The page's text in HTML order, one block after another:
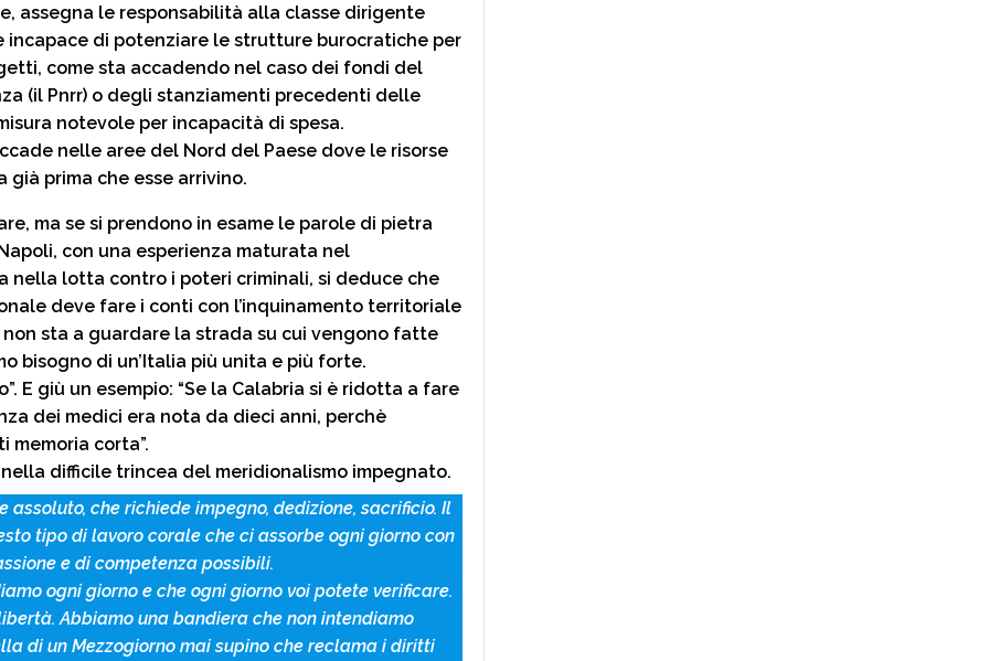
assegna le responsabilità alla classe dirigente
di potenziare le strutture burocratiche per
come sta accadendo nel caso dei fondi del
(il Pnrr) o degli stanziamenti precedenti delle
notevole per incapacità di spesa.
nelle aree del Nord del Paese dove le risorse
già prima che esse arrivino.
ma se si prendono in esame le parole di pietra
con una esperienza maturata nel
nella lotta contro i poteri criminali, si deduce che
deve fare i conti con l’inquinamento territoriale
sta a guardare la strada su cui vengono fatte
bisogno di un’Italia più unita e più forte.
E giù un esempio: “Se la Calabria si è ridotta a fare
dei medici era nota da dieci anni, perchè
memoria corta”.
difficile trincea del meridionalismo impegnato.
che richiede impegno, dedizione, sacrificio. Il
tipo di lavoro corale che ci assorbe ogni giorno con
e di competenza possibili.
ogni giorno e che ogni giorno voi potete verificare.
Abbiamo una bandiera che non intendiamo
di un Mezzogiorno mai supino che reclama i diritti